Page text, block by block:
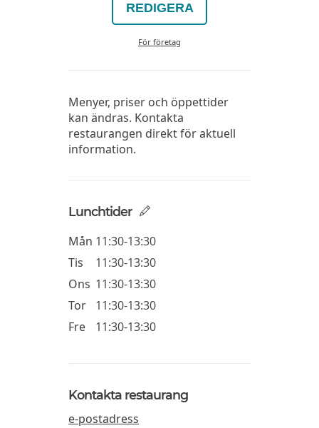
REDIGERA
För företag
Menyer, priser och öppettider
kan ändras. Kontakta
restaurangen direkt för aktuell
information.
Lunchtider
Mån 11:30-13:30
Tis
11:30-13:30
Ons 11:30-13:30
Tor
11:30-13:30
Fre
11:30-13:30
Kontakta restaurang
e-postadress